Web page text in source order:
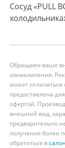
Сосуд «PULL
Обращаем ваше
ознакомления.
может
предоставлена
офертой.
внешний вид,
предварительно
получения более
обратиться в